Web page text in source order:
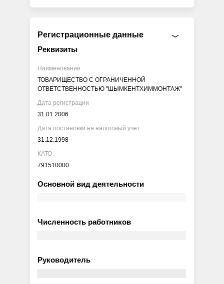
Регистрационные данные
Реквизиты
Наименование
ТОВАРИЩЕСТВО С ОГРАНИЧЕННОЙ
ОТВЕТСТВЕННОСТЬЮ "ШЫМКЕНТХИММОНТАЖ"
Дата регистрации
31.01.2006
Дата постановки на налоговый учет
31.12.1998
КАТО
791510000
Основной вид деятельности
Численность работников
Руководитель